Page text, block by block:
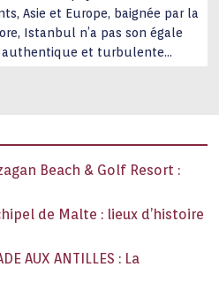
Asie et Europe, baignée par la
Istanbul n’a pas son égale
authentique et turbulente
Beach & Golf Resort :
de Malte : lieux d’histoire
AUX ANTILLES : La